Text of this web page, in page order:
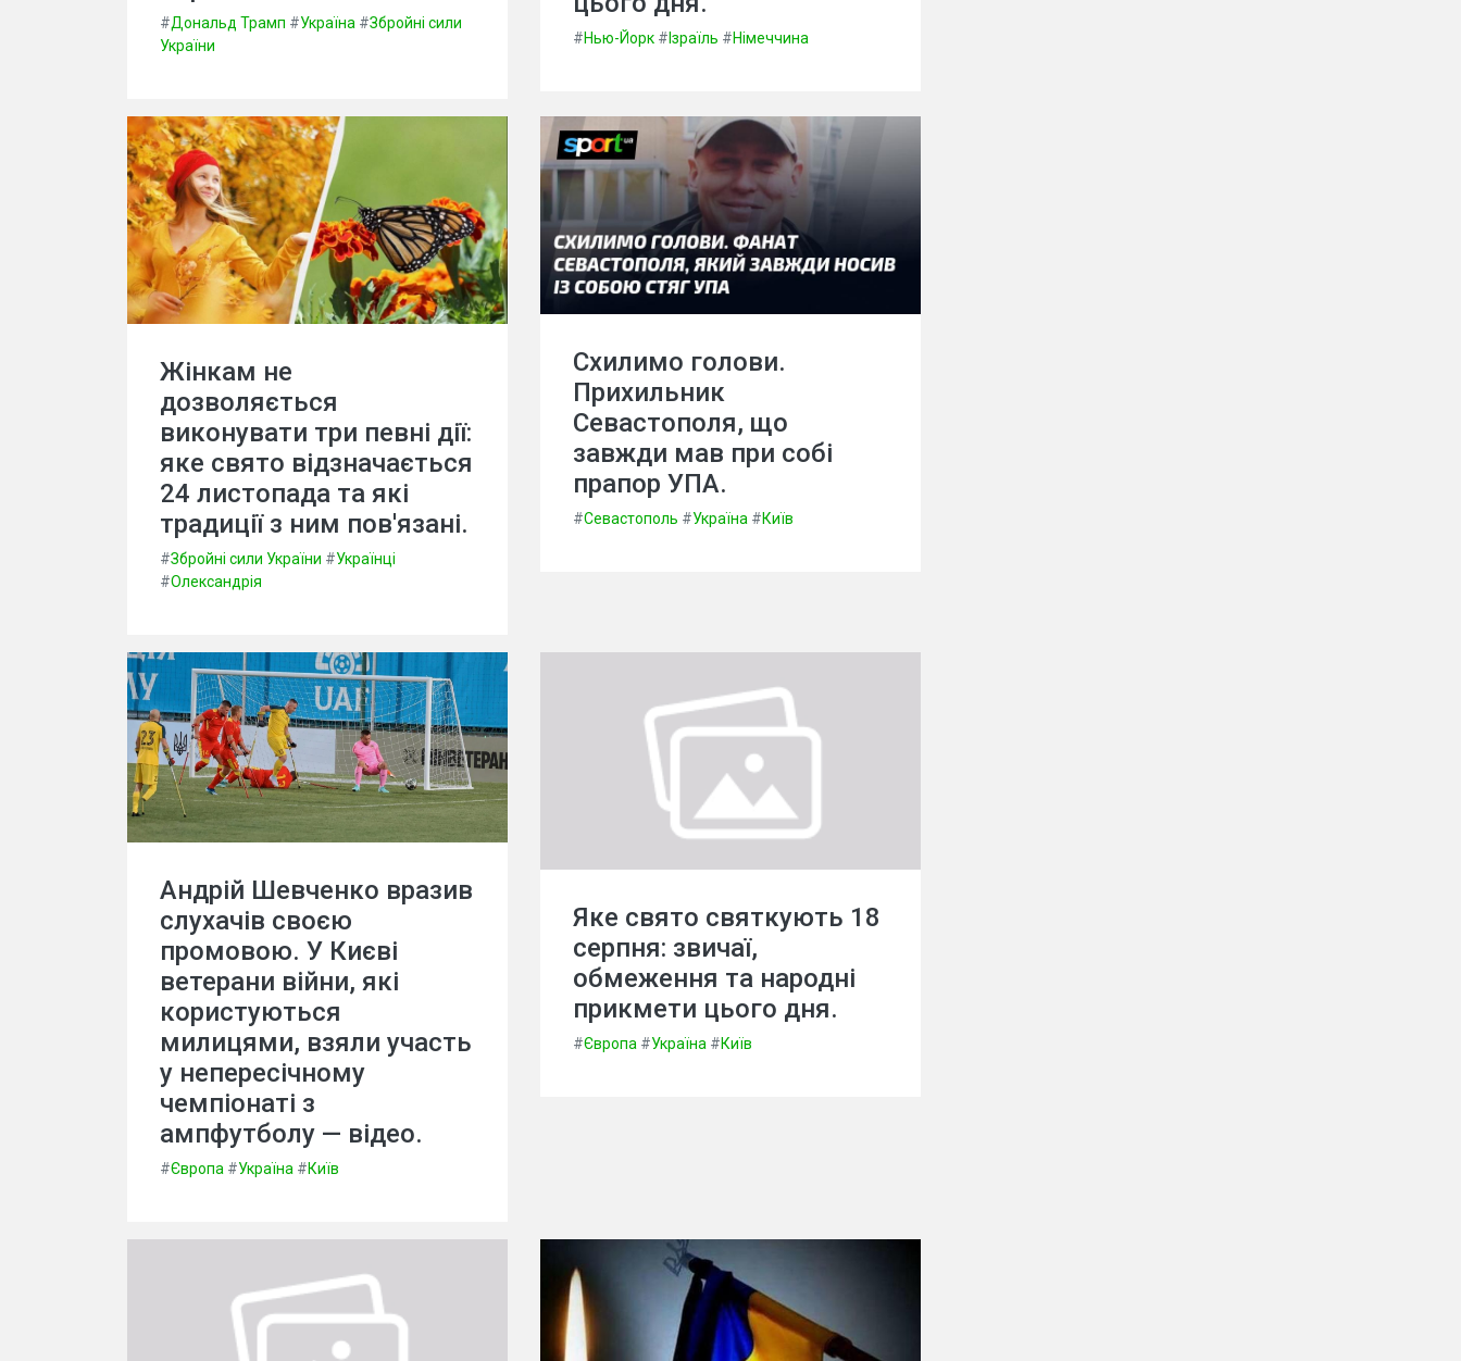
#Дональд Трамп #Україна #Збройні сили
України
#Нью-Йорк # Ізраїль #Німеччина
Жінкам не
дозволяється
виконувати три певні дії:
яке свято відзначається
24 листопада та які
традиції з ним пов'язані.
#Збройні сили України #Українці
#Олександрія
Схилимо голови.
Прихильник
Севастополя, що
завжди мав при собі
прапор УПА.
#Севастополь #Україна #Київ
Андрій Шевченко вразив
слухачів своєю
промовою. У Києві
ветерани війни, які
користуються
милицями, взяли участь
у непересічному
чемпіонаті з
ампфутболу — відео.
#Європа #Україна #Київ
Яке свято святкують 18
серпня: звичаї,
обмеження та народні
прикмети цього дня.
#Європа #Україна #Київ